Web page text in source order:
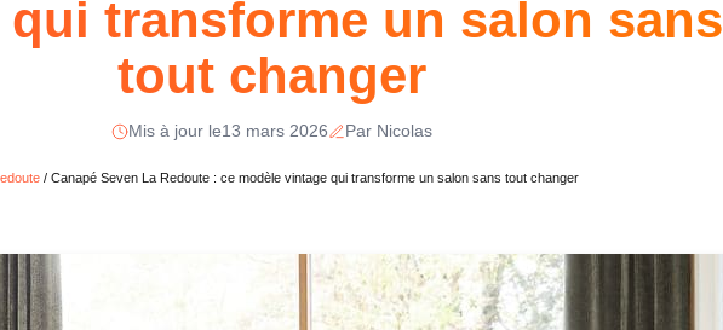
transforme un salon sans
tout changer
Mis à jour le13 mars 2026 Par Nicolas
/ Canapé Seven La Redoute : ce modèle vintage qui transforme un salon sans tout changer